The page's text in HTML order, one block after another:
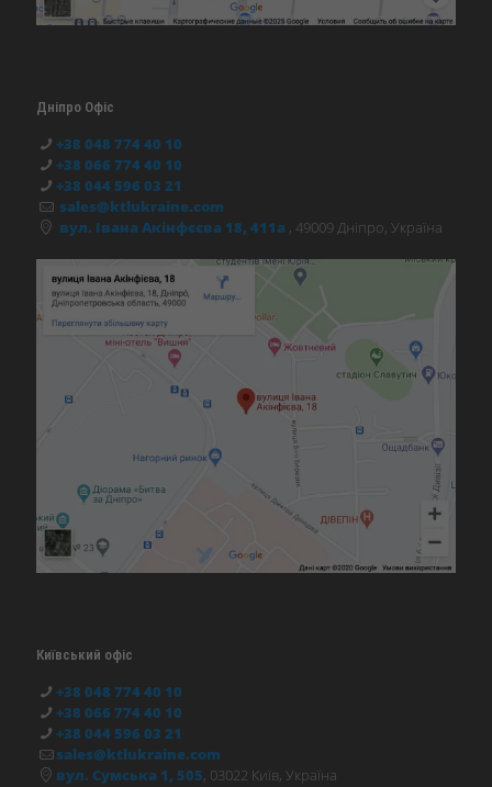
Дніпро Офіс
+38 048 774 40 10
+38 066 774 40 10
+38 044 596 03 21
sales@ktlukraine.com
вул. Івана Акінфєєва 18, 411а , 49009 Дніпро, Україна
Київський офіс
+38 048 774 40 10
+38 066 774 40 10
+38 044 596 03 21
sales@ktlukraine.com
вул. Сумська 1, 505, 03022 Київ, Україна